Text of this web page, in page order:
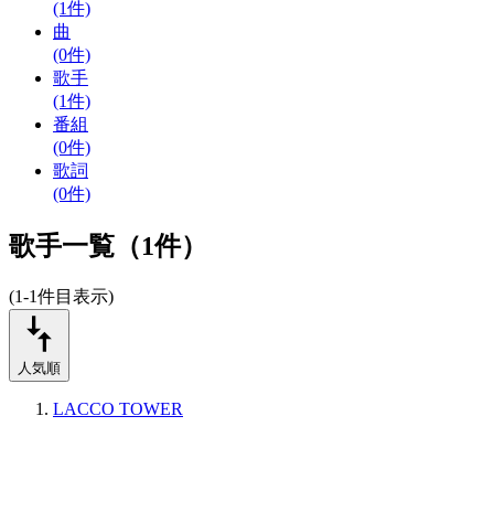
(1件)
曲
(0件)
歌手
(1件)
番組
(0件)
歌詞
(0件)
歌手一覧（1件）
(1-1件目表示)
人気順
LACCO TOWER